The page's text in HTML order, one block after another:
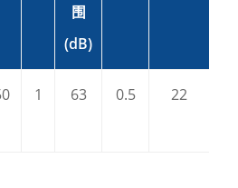
围
(dB)
1 63 0.5 22